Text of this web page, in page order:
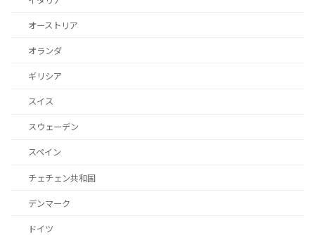
オーストリア
オランダ
ギリシア
スイス
スウェーデン
スペイン
チェチェン共和国
デンマーク
ドイツ